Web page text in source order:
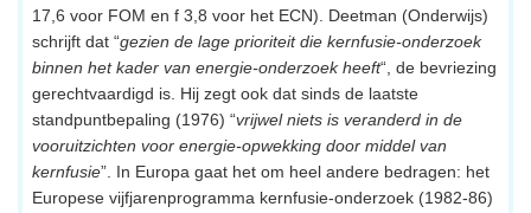
17,6 voor FOM en f 3,8 voor het ECN). Deetman (Onderwijs)
schrijft dat “gezien de lage prioriteit die kernfusie-onderzoek
binnen het kader van energie-onderzoek heeft“, de bevriezing
gerechtvaardigd is. Hij zegt ook dat sinds de laatste
standpuntbepaling (1976) “vrijwel niets is veranderd in de
vooruitzichten voor energie-opwekking door middel van
kernfusie”. In Europa gaat het om heel andere bedragen: het
Europese vijfjarenprogramma kernfusie-onderzoek (1982-86)